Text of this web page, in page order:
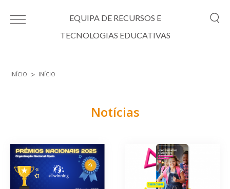
EQUIPA DE RECURSOS E
TECNOLOGIAS EDUCATIVAS
INÍCIO INÍCIO
Notícias
Páginas